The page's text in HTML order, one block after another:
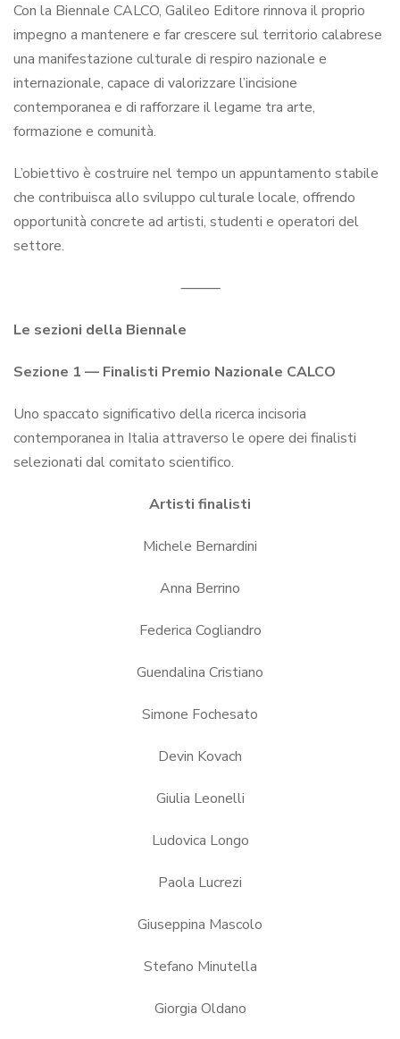
Con la Biennale CALCO, Galileo Editore rinnova il proprio
impegno a mantenere e far crescere sul territorio calabrese
una manifestazione culturale di respiro nazionale e
internazionale, capace di valorizzare l’incisione
contemporanea e di rafforzare il legame tra arte,
formazione e comunità.
L’obiettivo è costruire nel tempo un appuntamento stabile
che contribuisca allo sviluppo culturale locale, offrendo
opportunità concrete ad artisti, studenti e operatori del
settore.
⸻
Le sezioni della Biennale
Sezione 1 — Finalisti Premio Nazionale CALCO
Uno spaccato significativo della ricerca incisoria
contemporanea in Italia attraverso le opere dei finalisti
selezionati dal comitato scientifico.
Artisti finalisti
Michele Bernardini
Anna Berrino
Federica Cogliandro
Guendalina Cristiano
Simone Fochesato
Devin Kovach
Giulia Leonelli
Ludovica Longo
Paola Lucrezi
Giuseppina Mascolo
Stefano Minutella
Giorgia Oldano